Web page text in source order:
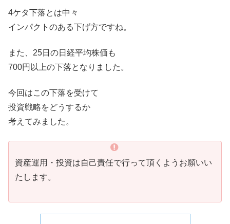
4ケタ下落とは中々
インパクトのある下げ方ですね。
また、25日の日経平均株価も
700円以上の下落となりました。
今回はこの下落を受けて
投資戦略をどうするか
考えてみました。
資産運用・投資は自己責任で行って頂くようお願いい
たします。